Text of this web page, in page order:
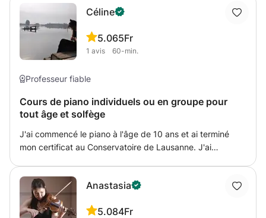
étudiants pour leurs mémoires et projets de recherche.
Assister les étudiants lors de la préparation et de la
présentation des études de cas, coaching et diverses
tâches administratives liées aux activités d’enseignement
Céline
5.0
1 avis
65Fr
60-min.
Professeur fiable
Cours de piano individuels ou en groupe pour
tout âge et solfège
J'ai commencé le piano à l'âge de 10 ans et ai terminé
mon certificat au Conservatoire de Lausanne. J'ai
de solfège. J'ai également enseigné durant deux ans dans
une école de musique.
Anastasia
5.084Fr